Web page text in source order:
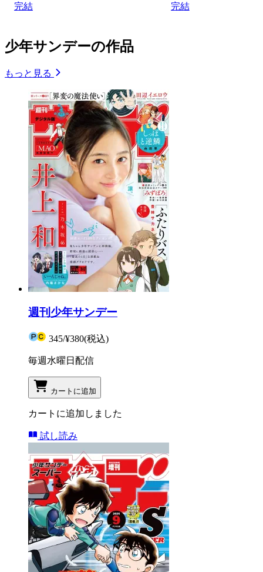
完結 完結
少年サンデーの作品
もっと見る
週刊少年サンデー
345/¥380(税込)
毎週水曜日配信
カートに追加
カートに追加しました
試し読み